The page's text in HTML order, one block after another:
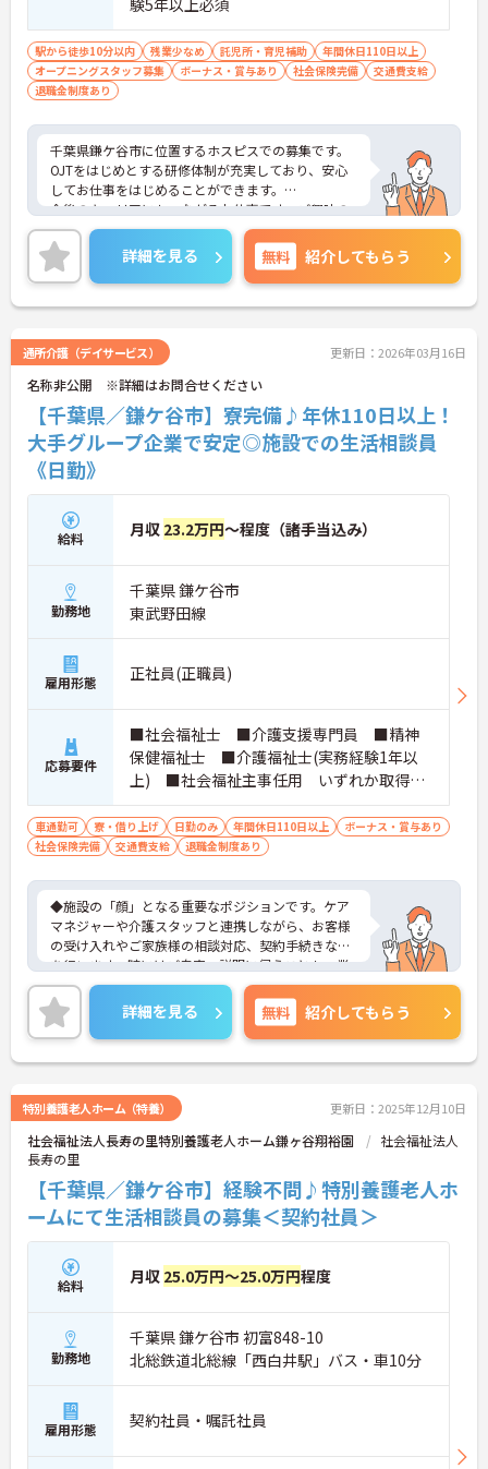
験5年以上必須
駅から徒歩10分以内 残業少なめ 託児所・育児補助
年間休日110日以上
オープニングスタッフ募集
ボーナス・賞与あり 社会保険完備
交通費支給
退職金制度あり
千葉県鎌ケ谷市に位置するホスピスでの募集です。
OJTをはじめとする研修体制が充実しており、安心
してお仕事をはじめることができます。
今後のキャリアにもつながるお仕事です。ご興味の
ある方はご面接のポイントをお伝えしますので、お
気軽にお問い合わせください。
詳細を見る 無料 紹介してもらう
通所介護（デイサービス） 更新日：2026年03月16日
名称非公開 ※詳細はお問合せください
【千葉県／鎌ケ谷市】寮完備♪年休110日以上！
大手グループ企業で安定◎施設での生活相談員
《日勤》
給料 月収 23.2万円～程度（諸手当込み）
勤務地
千葉県 鎌ケ谷市
東武野田線
雇用形態 正社員(正職員)
応募要件
■社会福祉士 ■介護支援専門員 ■精神
保健福祉士 ■介護福祉士(実務経験1年以
上) ■社会福祉主事任用 いずれか取得さ
れている方 ■普通自動車免許をお持ちの
方 ※厚生労働大臣が定める科目を3科目以上
履修していることが成績証明書の提示にて
車通勤可 寮・借り上げ 日勤のみ 年間休日110日以上
ボーナス・賞与あり
社会保険完備
交通費支給 退職金制度あり
◆施設の「顔」となる重要なポジションです。ケア
マネジャーや介護スタッフと連携しながら、お客様
の受け入れやご家族様の相談対応、契約手続きなど
を行います。時にはご自宅へ説明に伺うことも。業
務の幅は広いですが、その分、お客様の「困った」
に寄り添い、解決できた時の喜びはひとしおです。
親身な対応ができるあなたを、スタッフみんなが待
っています。
◆年間休日は117日以上あり、シフト制ですが希望
しいポイントです。有給休暇は1時間単位で取得でき
るので、「ちょっと用事を済ませたい」という時に
も便利。オンとオフを上手に切り替えて、自分らし
い働き方が実現できます。
◆タブレット端末を活用した介護記録システムを導
入♪スタッフ同士の情報共有もスムーズになり、
「ご利用者様と向き合う時間が増えた」と現場でも
好評です。効率よく働けます。
詳細を見る 無料 紹介してもらう
特別養護老人ホーム（特養） 更新日：2025年12月10日
社会福祉法人長寿の里特別養護老人ホーム鎌ヶ谷翔裕園
社会福祉法人
長寿の里
【千葉県／鎌ケ谷市】経験不問♪特別養護老人ホ
ームにて生活相談員の募集＜契約社員＞
給料 月収 25.0万円～25.0万円程度
勤務地
千葉県 鎌ケ谷市 初富848-10
北総鉄道北総線「西白井駅」バス・車10分
雇用形態 契約社員・嘱託社員